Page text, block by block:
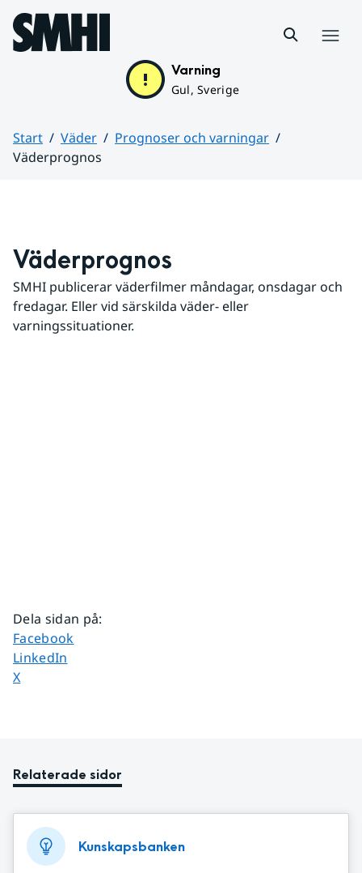
Hoppa till sidans innehåll
Varning
Gul, Sverige
Start Väder
Prognoser och varningar
Väderprognos
Väderprognos
SMHI publicerar väderfilmer måndagar, onsdagar och
fredagar. Eller vid särskilda väder- eller
varningssituationer.
Dela sidan på:
Dela sidan på
Facebook
Dela sidan på
LinkedIn
Dela sidan på
X
Relaterade sidor
Kunskapsbanken